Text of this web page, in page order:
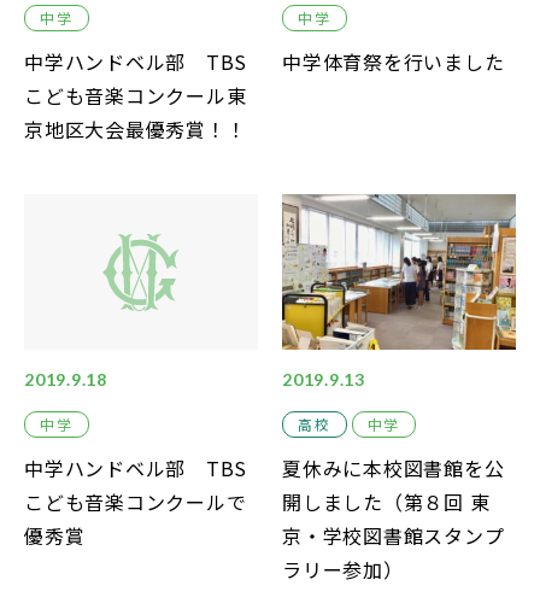
中学
中学ハンドベル部 TBS
こども音楽コンクール東
京地区大会最優秀賞！！
中学
中学体育祭を行いました
2019.9.18
中学
中学ハンドベル部 TBS
こども音楽コンクールで
優秀賞
2019.9.13
高校 中学
夏休みに本校図書館を公
開しました（第８回 東
京・学校図書館スタンプ
ラリー参加）